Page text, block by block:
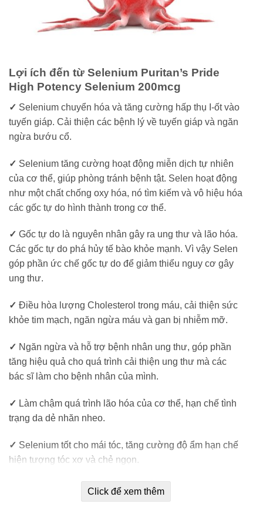
Lợi ích đến từ Selenium Puritan’s Pride
High Potency Selenium 200mcg
✓ Selenium chuyển hóa và tăng cường hấp thụ I-ốt vào
tuyến giáp. Cải thiện các bệnh lý về tuyến giáp và ngăn
ngừa bướu cổ.
✓ Selenium tăng cường hoạt động miễn dịch tự nhiên
của cơ thể, giúp phòng tránh bệnh tật. Selen hoạt động
như một chất chống oxy hóa, nó tìm kiếm và vô hiệu hóa
các gốc tự do hình thành trong cơ thể.
✓ Gốc tự do là nguyên nhân gây ra ung thư và lão hóa.
Các gốc tự do phá hủy tế bào khỏe mạnh. Vì vậy Selen
góp phần ức chế gốc tự do để giảm thiểu nguy cơ gây
ung thư.
✓ Điều hòa lượng Cholesterol trong máu, cải thiện sức
khỏe tim mạch, ngăn ngừa máu và gan bị nhiễm mỡ.
✓ Ngăn ngừa và hỗ trợ bệnh nhân ung thư, góp phần
tăng hiệu quả cho quá trình cải thiện ung thư mà các
bác sĩ làm cho bệnh nhân của mình.
✓ Làm chậm quá trình lão hóa của cơ thể, hạn chế tình
trạng da dẻ nhăn nheo.
✓ Selenium tốt cho mái tóc, tăng cường độ ẩm hạn chế
hiện tượng tóc xơ và chẻ ngọn.
Selen còn có tác dụng làm giảm nguy cơ mắc tiền
sản giật ở sản phụ.
Click để xem thêm